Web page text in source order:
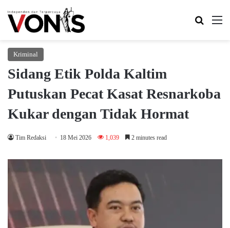
Search
Kriminal
Sidang Etik Polda Kaltim
Putuskan Pecat Kasat Resnarkoba
Kukar dengan Tidak Hormat
Tim Redaksi 18 Mei 2026 1,039 2 minutes read